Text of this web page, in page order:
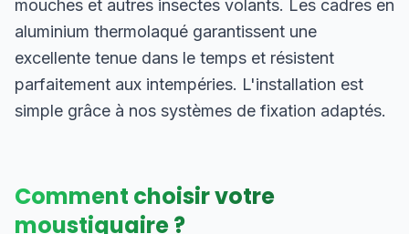
mouches et autres insectes volants. Les cadres en
aluminium thermolaqué garantissent une
excellente tenue dans le temps et résistent
parfaitement aux intempéries. L'installation est
simple grâce à nos systèmes de fixation adaptés.
Comment choisir votre
moustiquaire ?